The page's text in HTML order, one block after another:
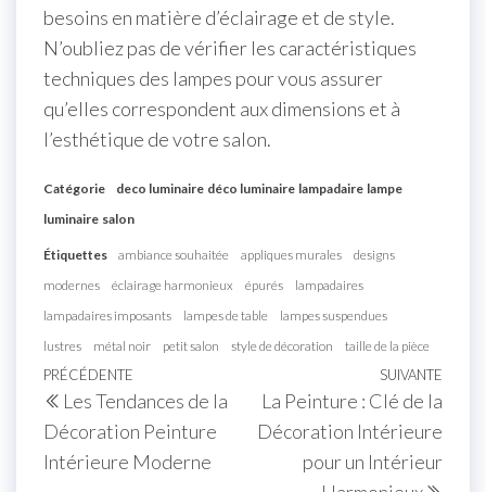
besoins en matière d’éclairage et de style.
N’oubliez pas de vérifier les caractéristiques
techniques des lampes pour vous assurer
qu’elles correspondent aux dimensions et à
l’esthétique de votre salon.
Catégorie deco luminaire déco luminaire lampadaire lampe
luminaire salon
Étiquettes ambiance souhaitée appliques murales
designs
modernes
éclairage harmonieux épurés
lampadaires
lampadaires imposants
lampes de table
lampes suspendues
lustres
métal noir petit salon style de décoration taille de la pièce
Navigation
de
l’article
Article
précédent
PRÉCÉDENTE
Les Tendances de la
Décoration Peinture
Intérieure Moderne
SUIVANTE
La Peinture : Clé de la
Décoration Intérieure
pour un Intérieur